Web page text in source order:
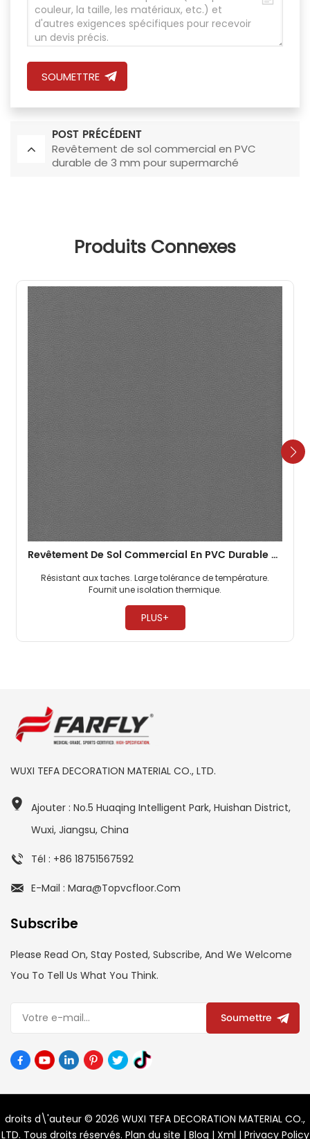
SOUMETTRE
POST PRÉCÉDENT
Revêtement de sol commercial en PVC
durable de 3 mm pour supermarché
Produits Connexes
Revêtement De Sol Commercial En PVC Durable De 3 Mm Pour Supermarché
Résistant aux taches. Large tolérance de température.
Fournit une isolation thermique. ​
PLUS+
WUXI TEFA DECORATION MATERIAL CO., LTD.
Ajouter : No.5 Huaqing Intelligent Park, Huishan District,
Wuxi, Jiangsu, China
Tél : +86 18751567592
E-Mail : Mara@topvcfloor.com
Subscribe
Please Read On, Stay Posted, Subscribe, And We Welcome
You To Tell Us What You Think.
Soumettre
droits d\'auteur © 2026 WUXI TEFA DECORATION MATERIAL CO.,
LTD. Tous droits réservés. Plan du site | Blog | Xml | Privacy Policy